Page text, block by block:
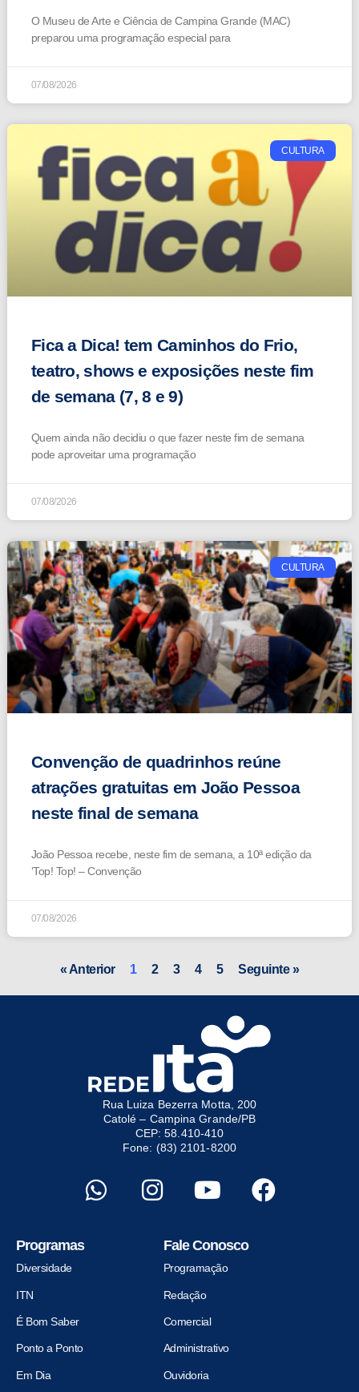
O Museu de Arte e Ciência de Campina Grande (MAC)
preparou uma programação especial para
07/08/2026
CULTURA
Fica a Dica! tem Caminhos do Frio,
teatro, shows e exposições neste fim
de semana (7, 8 e 9)
Quem ainda não decidiu o que fazer neste fim de semana
pode aproveitar uma programação
07/08/2026
CULTURA
Convenção de quadrinhos reúne
atrações gratuitas em João Pessoa
neste final de semana
João Pessoa recebe, neste fim de semana, a 10ª edição da
‘Top! Top! – Convenção
07/08/2026
« Anterior 1 2 3 4 5 Seguinte »
Rua Luiza Bezerra Motta, 200
Catolé – Campina Grande/PB
CEP: 58.410-410
Fone: (83) 2101-8200
Programas
Diversidade
ITN
É Bom Saber
Ponto a Ponto
Em Dia
Fale Conosco
Programação
Redação
Comercial
Administrativo
Ouvidoria